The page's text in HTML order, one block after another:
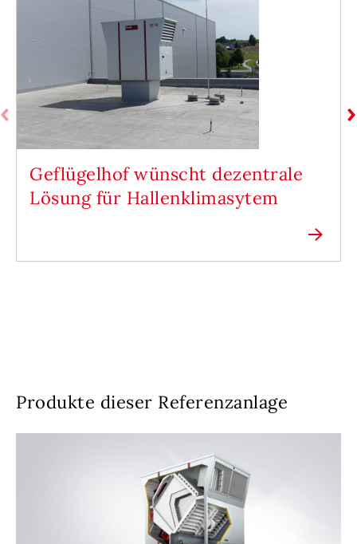
Geflügelhof wünscht dezentrale
Lösung für Hallenklimasytem
Produkte dieser Referenzanlage